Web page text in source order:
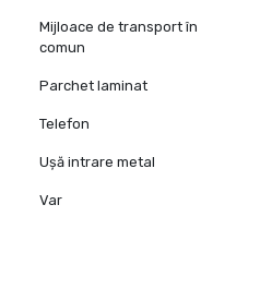
Mijloace de transport în
comun
Parchet laminat
Telefon
Ușă intrare metal
Var